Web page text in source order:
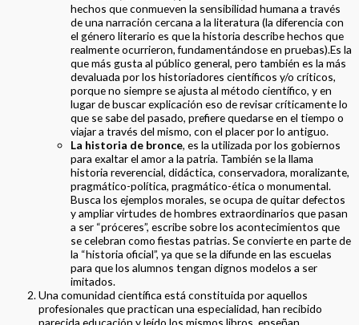
hechos que conmueven la sensibilidad humana a través
de una narración cercana a la literatura (la diferencia con
el género literario es que la historia describe hechos que
realmente ocurrieron, fundamentándose en pruebas).Es la
que más gusta al público general, pero también es la más
devaluada por los historiadores científicos y/o críticos,
porque no siempre se ajusta al método científico, y en
lugar de buscar explicación eso de revisar críticamente lo
que se sabe del pasado, prefiere quedarse en el tiempo o
viajar a través del mismo, con el placer por lo antiguo.
La historia de bronce, es la utilizada por los gobiernos
para exaltar el amor a la patria. También se la llama
historia reverencial, didáctica, conservadora, moralizante,
pragmático-política, pragmático-ética o monumental.
Busca los ejemplos morales, se ocupa de quitar defectos
y ampliar virtudes de hombres extraordinarios que pasan
a ser “próceres”, escribe sobre los acontecimientos que
se celebran como fiestas patrias. Se convierte en parte de
la “historia oficial”, ya que se la difunde en las escuelas
para que los alumnos tengan dignos modelos a ser
imitados.
Una comunidad científica está constituida por aquellos
profesionales que practican una especialidad, han recibido
parecida educación y leído los mismos libros, enseñan